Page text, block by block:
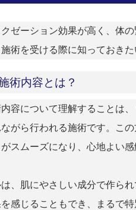
ゼーション効果が高く、体
術を受ける際に知っておき
術内容とは？
容について理解することは
がら行われる施術です。こ
スムーズになり、心地よい感
、肌にやさしい成分で作ら
感じることもでき、まるで